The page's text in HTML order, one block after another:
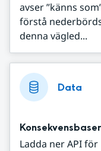
avser ”känns
förstå
denna vägled...
Data
Ladda ner API